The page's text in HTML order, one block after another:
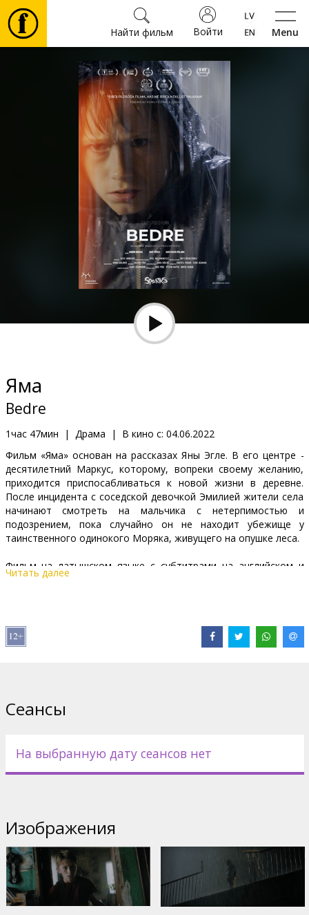
Menu
Войти
Найти фильм
Фильмы
Культура
Мероприятия
Подарки
Клуб
Яма
Bedre
1час 47мин | Драма | В кино с: 04.06.2022
Фильм «Яма» основан на рассказах Яны Эгле. В его центре -
десятилетний Маркус, которому, вопреки своему желанию,
приходится приспосабливаться к новой жизни в деревне.
После инцидента с соседской девочкой Эмилией жители села
начинают смотреть на мальчика с нетерпимостью и
подозрением, пока случайно он не находит убежище у
таинственного одинокого Моряка, живущего на опушке леса.
Фильм на латышском языке с субтитрами на английском и
русском языках.
Дистрибьютор:
Pежиссер :
Читать далее
Сеансы
На выбранную дату сеансов нет
Изображения